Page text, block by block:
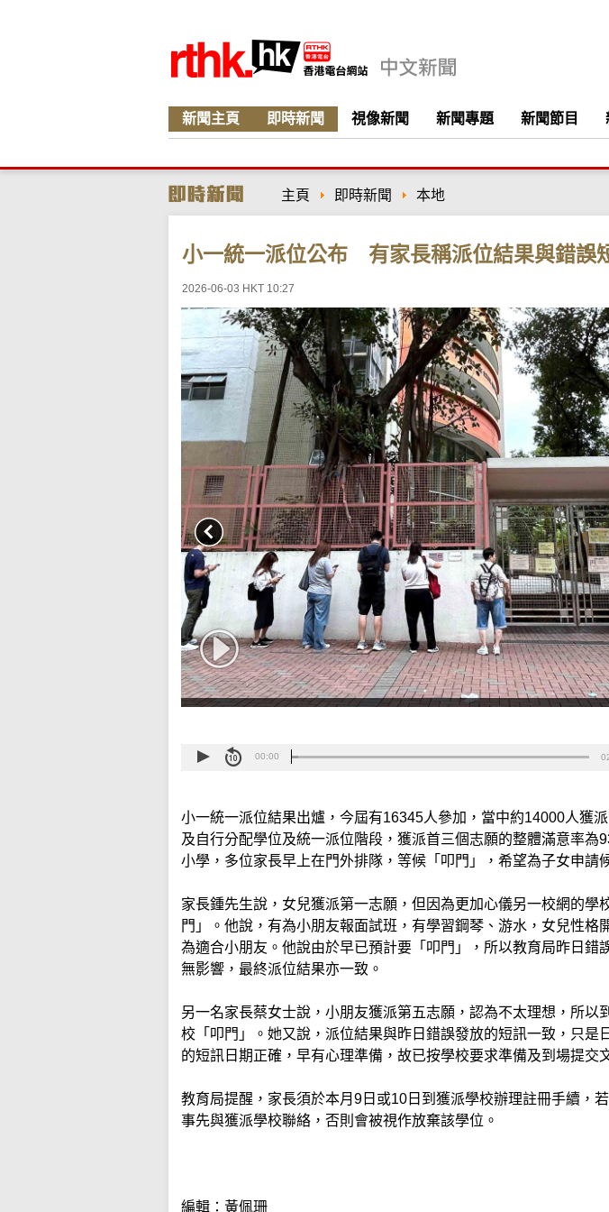
新聞主頁 即時新聞 視像新聞 新聞專題 新聞節目
主頁 即時新聞 本地
小一統一派位公布 有家長稱派位結果與錯誤
2026-06-03 HKT 10:27
00:00
小一統一派位結果出爐，今屆有16345人參加，當中約14000人獲
及自行分配學位及統一派位階段，獲派首三個志願的整體滿意率為
小學，多位家長早上在門外排隊，等候「叩門」，希望為子女申請
家長鍾先生說，女兒獲派第一志願，但因為更加心儀另一校網的學
門」。他說，有為小朋友報面試班，有學習鋼琴、游水，女兒性格
為適合小朋友。他說由於早已預計要「叩門」，所以教育局昨日錯
無影響，最終派位結果亦一致。
另一名家長蔡女士說，小朋友獲派第五志願，認為不太理想，所以
校「叩門」。她又說，派位結果與昨日錯誤發放的短訊一致，只是
的短訊日期正確，早有心理準備，故已按學校要求準備及到場提交
教育局提醒，家長須於本月9日或10日到獲派學校辦理註冊手續，
事先與獲派學校聯絡，否則會被視作放棄該學位。
編輯：黃佩珊